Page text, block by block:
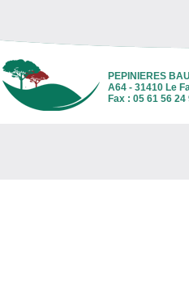
PEPINIERES
A64 - 31410 Le
Fax : 05 61 56 24